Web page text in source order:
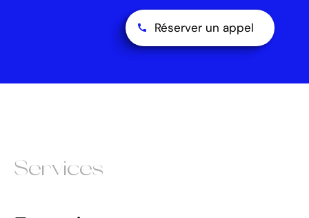
Réserver un appel
Services